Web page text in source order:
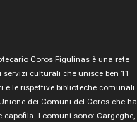
Coros Figulinas è una rete
culturali che unisce ben 11
e le rispettive biblioteche comunali
dei Comuni del Coros che ha
capofila. I comuni sono: Cargeghe,